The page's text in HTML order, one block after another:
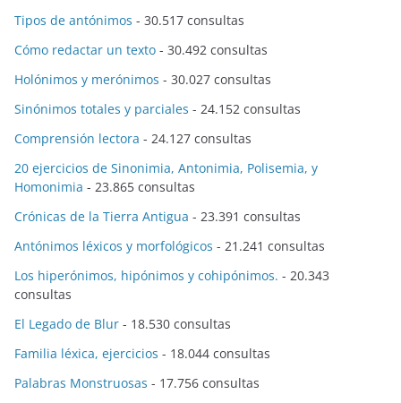
Tipos de antónimos - 30.517 consultas
Cómo redactar un texto - 30.492 consultas
Holónimos y merónimos - 30.027 consultas
Sinónimos totales y parciales - 24.152 consultas
Comprensión lectora - 24.127 consultas
20 ejercicios de Sinonimia, Antonimia, Polisemia, y
Homonimia - 23.865 consultas
Crónicas de la Tierra Antigua - 23.391 consultas
Antónimos léxicos y morfológicos - 21.241 consultas
Los hiperónimos, hipónimos y cohipónimos. - 20.343
consultas
El Legado de Blur - 18.530 consultas
Familia léxica, ejercicios - 18.044 consultas
Palabras Monstruosas - 17.756 consultas